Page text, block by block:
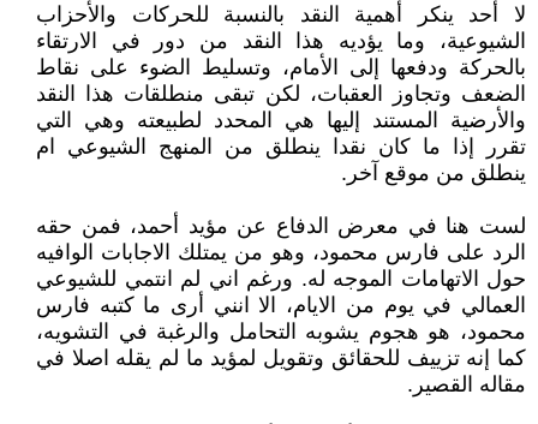
لا أحد ينكر أهمية النقد بالنسبة للحركات والأحزاب
الشيوعية، وما يؤديه هذا النقد من دور في الارتقاء
بالحركة ودفعها إلى الأمام، وتسليط الضوء على نقاط
الضعف وتجاوز العقبات، لكن تبقى منطلقات هذا النقد
والأرضية المستند إليها هي المحدد لطبيعته وهي التي
تقرر إذا ما كان نقدا ينطلق من المنهج الشيوعي ام
ينطلق من موقع آخر.
لست هنا في معرض الدفاع عن مؤيد أحمد، فمن حقه
الرد على فارس محمود، وهو من يمتلك الاجابات الوافيه
حول الاتهامات الموجه له. ورغم اني لم انتمي للشيوعي
العمالي في يوم من الايام، الا انني أرى ما كتبه فارس
محمود، هو هجوم يشوبه التحامل والرغبة في التشويه،
كما إنه تزييف للحقائق وتقويل لمؤيد ما لم يقله اصلا في
مقاله القصير.